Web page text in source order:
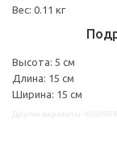
Вес: 0.11 кг
Высота: 5 см
Длина: 15 см
Ширина: 15 см